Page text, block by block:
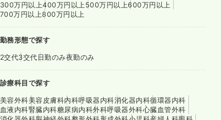
300万円以上400万円以上500万円以上600万円以上
700万円以上800万円以上
勤務形態で探す
2交代3交代日勤のみ夜勤のみ
診療科目で探す
美容外科美容皮膚科内科呼吸器内科消化器内科循環器内科
血液内科腎臓内科糖尿病内科外科呼吸器外科心臓血管外科